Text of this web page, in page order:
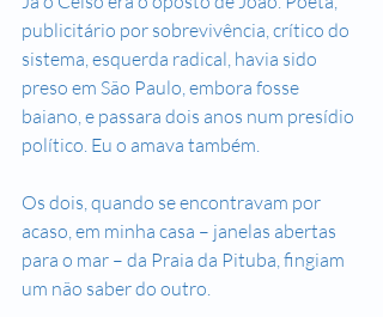
publicitário por sobrevivência, crítico do
sistema, esquerda radical, havia sido
preso em São Paulo, embora fosse
baiano, e passara dois anos num presídio
político. Eu o amava também.
Os dois, quando se encontravam por
acaso, em minha casa – janelas abertas
para o mar – da Praia da Pituba, fingiam
um não saber do outro.